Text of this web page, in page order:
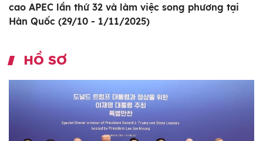
cao APEC lần thứ 32 và làm việc song phương tại
Hàn Quốc (29/10 - 1/11/2025)
HỒ SƠ